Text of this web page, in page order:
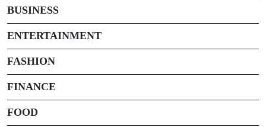
BUSINESS
ENTERTAINMENT
FASHION
FINANCE
FOOD